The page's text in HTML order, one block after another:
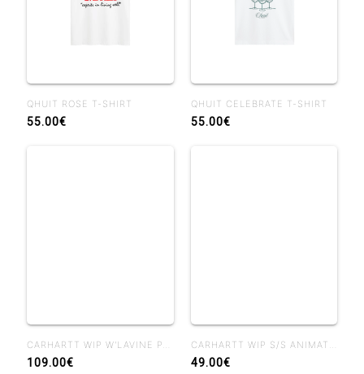
QHUIT ROSE T-SHIRT
55.00€
QHUIT CELEBRATE T-SHIRT
55.00€
CARHARTT WIP W'LAVINE PANT BLUE HEAVY STONE WASH
109.00€
CARHARTT WIP S/S ANIMATED DUCKS T-SHIRT BLACK
49.00€